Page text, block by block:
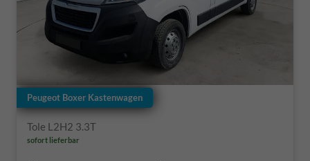
Peugeot Boxer Kastenwagen
Tole L2H2 3.3T
sofort lieferbar